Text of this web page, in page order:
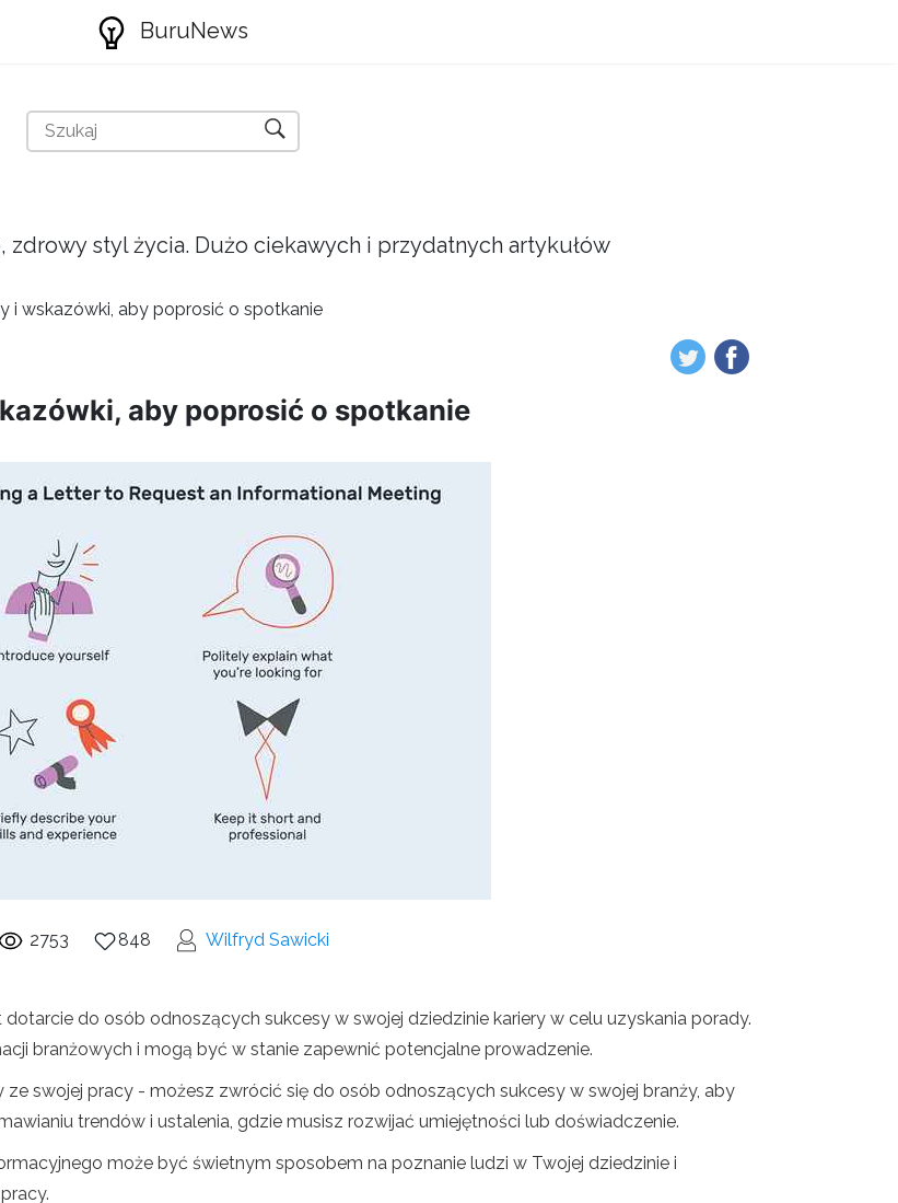
BuruNews
styl życia. Dużo ciekawych i przydatnych artykułów
i wskazówki, aby poprosić o spotkanie
aby poprosić o spotkanie
2753 848 Wilfryd Sawicki
do osób odnoszących sukcesy w swojej dziedzinie kariery w celu uzyskania porady.
branżowych i mogą być w stanie zapewnić potencjalne prowadzenie.
swojej pracy - możesz zwrócić się do osób odnoszących sukcesy w swojej branży, aby
trendów i ustalenia, gdzie musisz rozwijać umiejętności lub doświadczenie.
może być świetnym sposobem na poznanie ludzi w Twojej dziedzinie i